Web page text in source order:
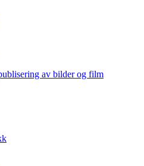
av bilder og film